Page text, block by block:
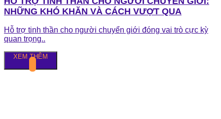
NHỮNG KHÓ KHĂN VÀ CÁCH VƯỢT QUA
Hỗ trợ tinh thần cho người chuyển giới đóng vai trò cực kỳ
quan trọng..